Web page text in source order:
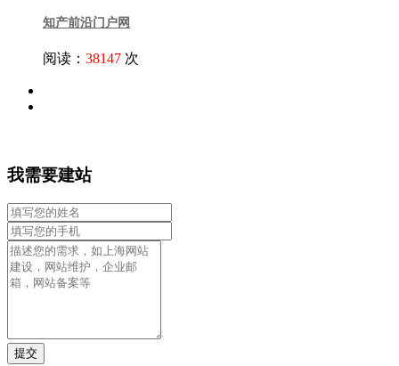
知产前沿门户网
阅读： 38147 次
我需要建站
提交